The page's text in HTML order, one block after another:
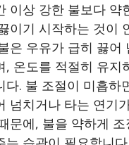
이상 강한 불보다 약
이기 시작하는 것이
은 우유가 급히 끓어
, 온도를 적절히 유지
다. 불 조절이 미흡하
넘치거나 타는 연기
문에, 불을 약하게